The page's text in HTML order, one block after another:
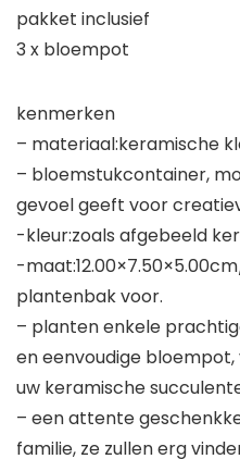
pakket inclusief
3 x bloempot
kenmerken
– materiaal:keramische
– bloemstukcontainer,
gevoel geeft voor
-kleur:zoals afgebeeld
-
plantenbak voor.
– planten enkele
en eenvoudige
uw keramische
– een attente
familie, ze zullen erg